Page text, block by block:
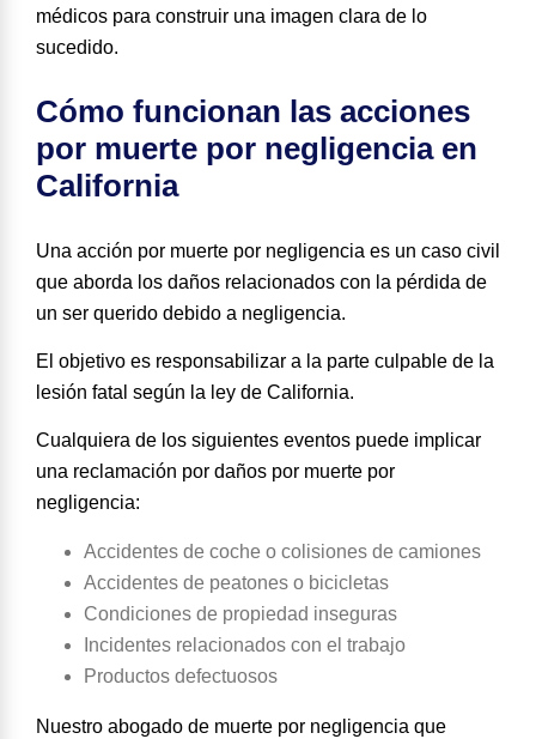
médicos para construir una imagen clara de lo
sucedido.
Cómo funcionan las acciones
por muerte por negligencia en
California
Una acción por muerte por negligencia es un caso civil
que aborda los daños relacionados con la pérdida de
un ser querido debido a negligencia.
El objetivo es responsabilizar a la parte culpable de la
lesión fatal según la ley de California.
Cualquiera de los siguientes eventos puede implicar
una reclamación por daños por muerte por
negligencia:
Accidentes de coche o colisiones de camiones
Accidentes de peatones o bicicletas
Condiciones de propiedad inseguras
Incidentes relacionados con el trabajo
Productos defectuosos
Nuestro abogado de muerte por negligencia que